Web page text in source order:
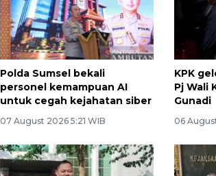
Polda Sumsel bekali
personel kemampuan AI
untuk cegah kejahatan siber
07 August 2026 5:21 WIB
KPK
Pj Wali
Gunadi
06
Alokasi
kopi arabika